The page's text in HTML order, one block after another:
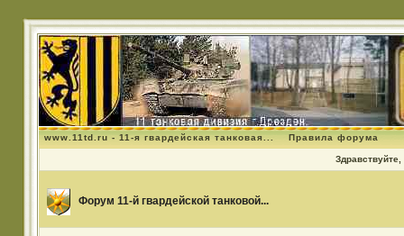
www.11td.ru - 11-я гвардейская танковая... Правила форума
Здравствуйте,
Форум 11-й гвардейской танковой...